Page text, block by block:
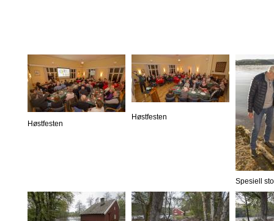
Høstfesten
Høstfesten
Spesiell